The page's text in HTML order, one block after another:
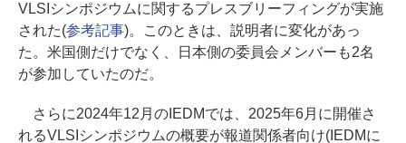
VLSIシンポジウムに関するプレスブリーフィングが実施
された(参考記事)。このときは、説明者に変化があっ
た。米国側だけでなく、日本側の委員会メンバーも2名
が参加していたのだ。
さらに2024年12月のIEDMでは、2025年6月に開催さ
れるVLSIシンポジウムの概要が報道関係者向け(IEDMに